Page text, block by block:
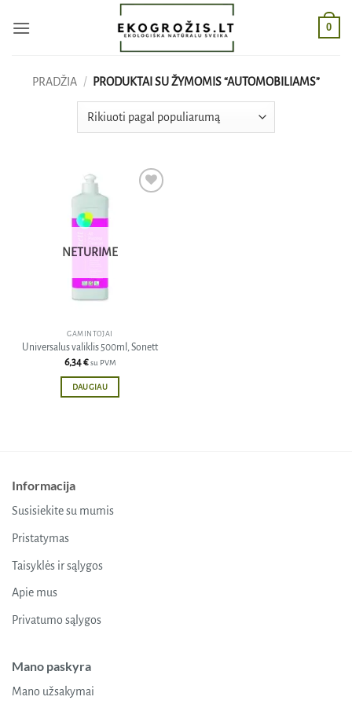
0
PRADŽIA / PRODUKTAI SU ŽYMOMIS “AUTOMOBILIAMS”
NETURIME
GAMINTOJAI
Universalus valiklis 500ml, Sonett
6,34€ su PVM
DAUGIAU
Informacija
Susisiekite su mumis
Pristatymas
Taisyklės ir sąlygos
Apie mus
Privatumo sąlygos
Mano paskyra
Mano užsakymai